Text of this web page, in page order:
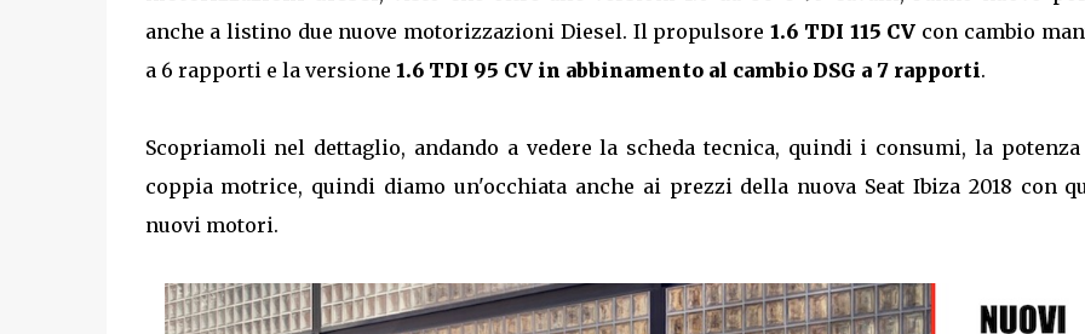
anche a listino due nuove motorizzazioni Diesel. Il propulsore1.6 TDI 115 CV con cambio
a 6 rapporti e la versione 1.6 TDI 95 CV in abbinamento al cambio DSG a 7 rapporti.
Scopriamoli nel dettaglio, andando a vedere la scheda tecnica, quindi i consumi, la
coppia motrice, quindi diamo un'occhiata anche ai prezzi della nuova Seat Ibiza 2018 con
nuovi motori.